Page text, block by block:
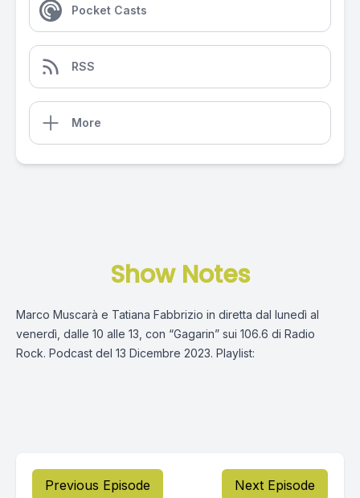
Pocket Casts
RSS
More
Show Notes
Marco Muscarà e Tatiana Fabbrizio in diretta dal lunedì al
venerdì, dalle 10 alle 13, con “Gagarin” sui 106.6 di Radio
Rock. Podcast del 13 Dicembre 2023. Playlist:
Previous Episode Next Episode